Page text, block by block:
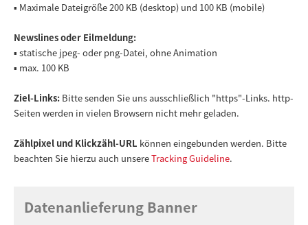
▪ Maximale Dateigröße 200 KB (desktop) und 100 KB (mobile)
Newslines oder Eilmeldung:
▪ statische jpeg- oder png-Datei, ohne Animation
▪ max. 100 KB
Ziel-Links: Bitte senden Sie uns ausschließlich "https"-Links. http-
Seiten werden in vielen Browsern nicht mehr geladen.
Zählpixel und Klickzähl-URL können eingebunden werden. Bitte
beachten Sie hierzu auch unsereTracking Guideline.
Datenanlieferung Banner